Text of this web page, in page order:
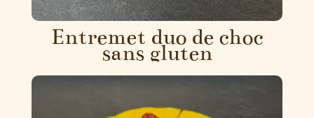
Entremet duo de choc
sans gluten